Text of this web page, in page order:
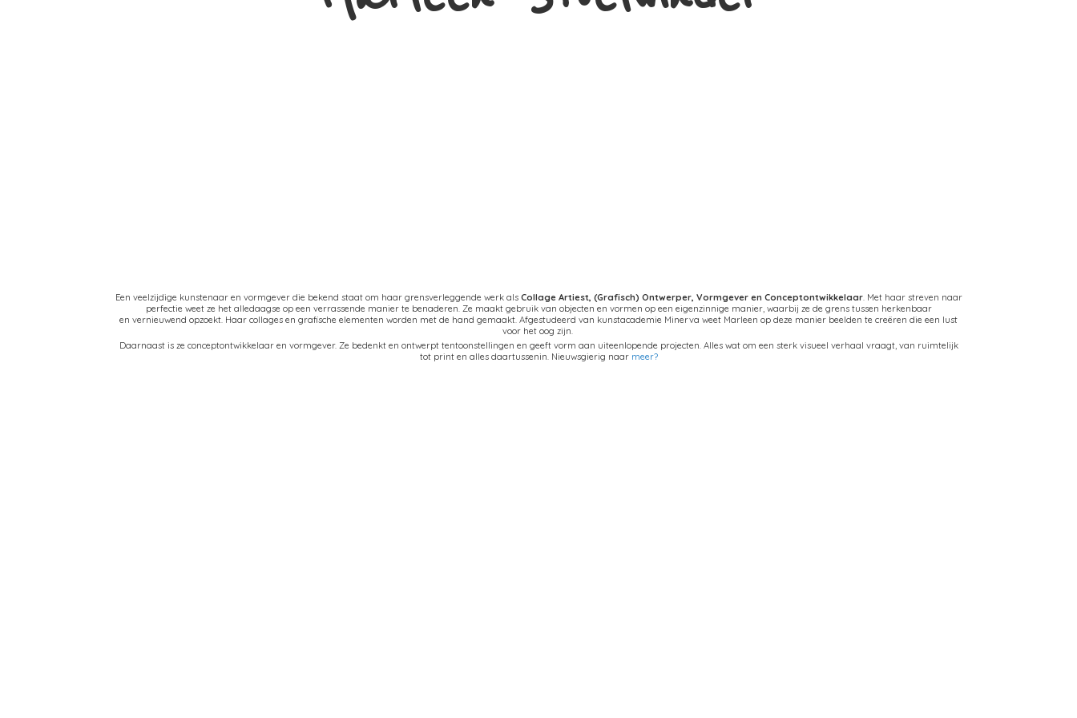
Een veelzijdige kunstenaar en vormgever die bekend staat om haar grensverleggende werk als Collage Artiest, (Grafisch) Ontwerper, Vormgever en Conceptontwikkelaar. Met haar streven naar
perfectie weet ze het alledaagse op een verrassende manier te benaderen. Ze maakt gebruik van objecten en vormen op een eigenzinnige manier, waarbij ze de grens tussen herkenbaar
en vernieuwend opzoekt. Haar collages en grafische elementen worden met de hand gemaakt. Afgestudeerd van kunstacademie Minerva weet Marleen op deze manier beelden te creëren die een lust
voor het oog zijn.
Daarnaast is ze conceptontwikkelaar en vormgever. Ze bedenkt en ontwerpt tentoonstellingen en geeft vorm aan uiteenlopende projecten. Alles wat om een sterk visueel verhaal vraagt, van ruimtelijk
tot print en alles daartussenin. Nieuwsgierig naar meer?